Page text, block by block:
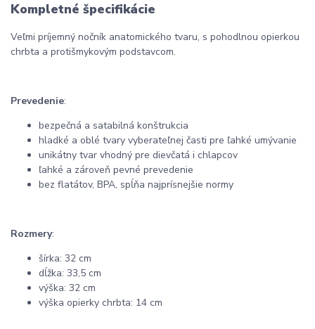
Kompletné špecifikácie
Veľmi príjemný nočník anatomického tvaru, s pohodlnou opierkou
chrbta a protišmykovým podstavcom.
Prevedenie:
bezpečná a satabilná konštrukcia
hladké a oblé tvary vyberateľnej časti pre ľahké umývanie
unikátny tvar vhodný pre dievčatá i chlapcov
ľahké a zároveň pevné prevedenie
bez flatátov, BPA, spĺňa najprísnejšie normy
Rozmery:
šírka: 32 cm
dĺžka: 33,5 cm
výška: 32 cm
výška opierky chrbta: 14 cm